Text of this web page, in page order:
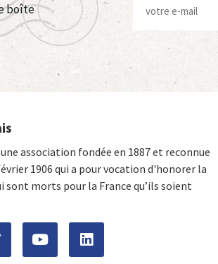
boîte
association fondée en 1887 et reconnue
1906 qui a pour vocation d'honorer la
sont morts pour la France qu’ils soient